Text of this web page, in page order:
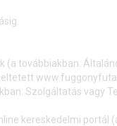
továbbiakban:
Szolgáltatás vagy
kereskedelmi portál